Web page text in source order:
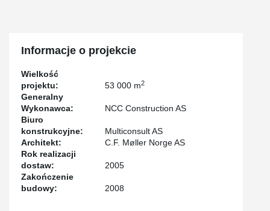
Informacje o projekcie
Wielkość
projektu:
53 000 m2
Generalny
Wykonawca:
NCC Construction AS
Biuro
konstrukcyjne:
Multiconsult AS
Architekt:
C.F. Møller Norge AS
Rok realizacji
dostaw:
2005
Zakończenie
budowy:
2008